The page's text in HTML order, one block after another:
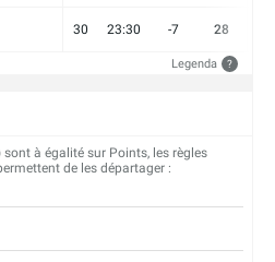
30 23:30 -7 28
Legenda ?
à égalité sur Points, les règles
de les départager :